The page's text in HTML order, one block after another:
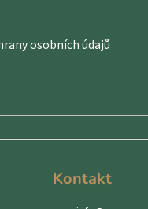
osobních údajů
Kontakt